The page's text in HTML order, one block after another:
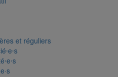
et réguliers